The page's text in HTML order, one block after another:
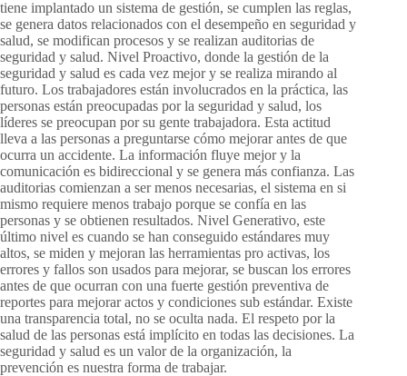
tiene implantado un sistema de gestión, se cumplen las reglas,
se genera datos relacionados con el desempeño en seguridad y
salud, se modifican procesos y se realizan auditorias de
seguridad y salud. Nivel Proactivo, donde la gestión de la
seguridad y salud es cada vez mejor y se realiza mirando al
futuro. Los trabajadores están involucrados en la práctica, las
personas están preocupadas por la seguridad y salud, los
líderes se preocupan por su gente trabajadora. Esta actitud
lleva a las personas a preguntarse cómo mejorar antes de que
ocurra un accidente. La información fluye mejor y la
comunicación es bidireccional y se genera más confianza. Las
auditorias comienzan a ser menos necesarias, el sistema en si
mismo requiere menos trabajo porque se confía en las
personas y se obtienen resultados. Nivel Generativo, este
último nivel es cuando se han conseguido estándares muy
altos, se miden y mejoran las herramientas pro activas, los
errores y fallos son usados para mejorar, se buscan los errores
antes de que ocurran con una fuerte gestión preventiva de
reportes para mejorar actos y condiciones sub estándar. Existe
una transparencia total, no se oculta nada. El respeto por la
salud de las personas está implícito en todas las decisiones. La
seguridad y salud es un valor de la organización, la
prevención es nuestra forma de trabajar.